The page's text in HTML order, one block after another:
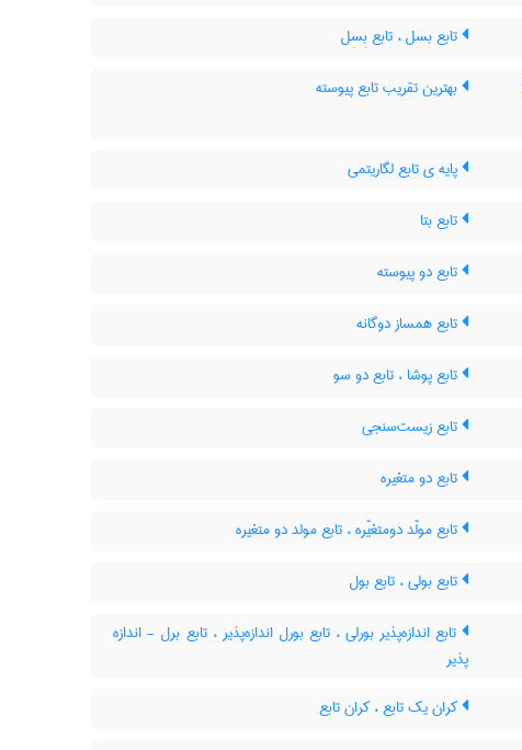
تابع بسل ، تابع بِسِل
بهترین تقریب تابع پیوسته
پایه ی تابع لگاریتمی
تابع بتا
تابع دو پیوسته
تابع همساز دوگانه
تابع پوشا ، تابع دو سو
تابع زیست‌سنجی
تابع دو متغیره
تابع مولّد دومتغیّره ، تابع مولد دو متغیره
تابع بولی ، تابع بول
تابع اندازه‌پذیر بورلی ، تابع بورل اندازه‌پذیر ، تابع برل - اندازه
پذیر
کران یک تابع ، کران تابع